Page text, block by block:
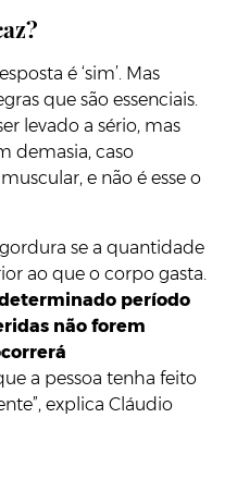
é ‘sim’. Mas
que são essenciais.
levado a sério, mas
demasia, caso
e não é esse o
se a quantidade
ao que o corpo gasta.
período
não forem
a pessoa tenha feito
explica Cláudio